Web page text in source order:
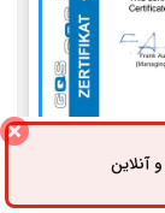
آنلاینثبت سفارش